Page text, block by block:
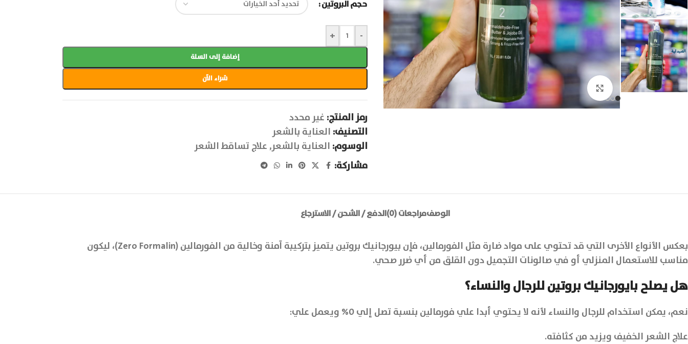
انقر للتكبير
حجم البروتين
-
+
إضافة إلى السلة
شراء الآن
رمز المنتج: غير محدد
التصنيف: العناية بالشعر
الوسوم: العناية بالشعر, علاج تساقط الشعر
مشاركة:
الوصفمراجعات (0) الدفع / الشحن / الاسترجاع
بعكس الأنواع الأخرى التي قد تحتوي على مواد ضارة مثل الفورمالين، فإن بيورجانيك بروتين يتميز بتركيبة آمنة وخالية من الفورمالين (Zero Formalin)، ليكون
مناسب للاستعمال المنزلي أو في صالونات التجميل دون القلق من أي ضرر صحي.
هل يصلح بايورجانيك بروتين للرجال والنساء؟
نعم، يمكن استخدام للرجال والنساء لأنه لا يحتوي أبدا علي فورمالين بنسبة تصل إلي 0% ويعمل علي:
علاج الشعر الخفيف ويزيد من كثافته.